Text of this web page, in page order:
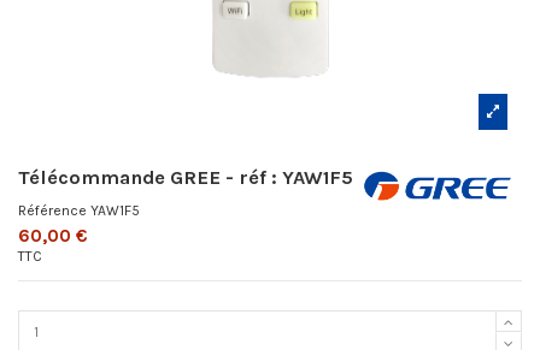
Télécommande GREE - réf : YAW1F5
Référence YAW1F5
60,00 €
TTC